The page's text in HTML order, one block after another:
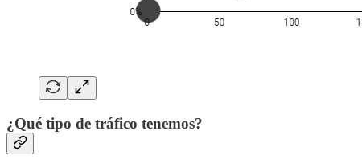
¿Qué tipo de tráfico tenemos?